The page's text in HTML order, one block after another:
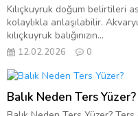
Kılıçkuyruk doğum belirtileri
kolaylıkla anlaşılabilir.
kılıçkuyruk balığınızın...
12.02.2026 0
Balık Neden Ters Yüzer?